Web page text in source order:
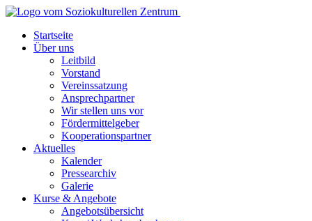
Startseite
Über uns
Leitbild
Vorstand
Vereinssatzung
Ansprechpartner
Wir stellen uns vor
Fördermittelgeber
Kooperationspartner
Aktuelles
Kalender
Pressearchiv
Galerie
Kurse & Angebote
Angebotsübersicht